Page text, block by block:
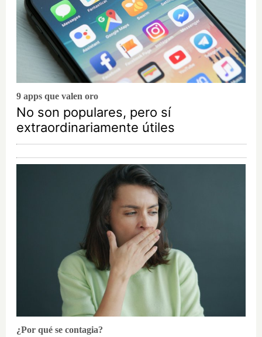
9 apps que valen oro
No son populares, pero sí
extraordinariamente útiles
¿Por qué se contagia?